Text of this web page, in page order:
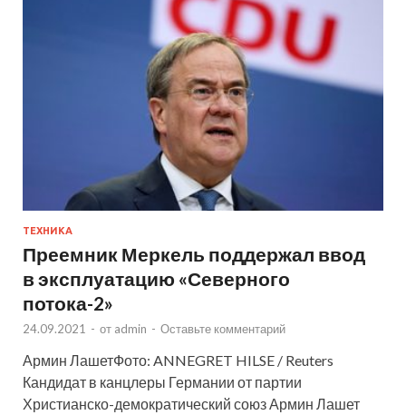
ТЕХНИКА
Преемник Меркель поддержал ввод
в эксплуатацию «Северного
потока-2»
24.09.2021 - от admin - Оставьте комментарий
Армин ЛашетФото: ANNEGRET HILSE / Reuters
Кандидат в канцлеры Германии от партии
Христианско-демократический союз Армин Лашет